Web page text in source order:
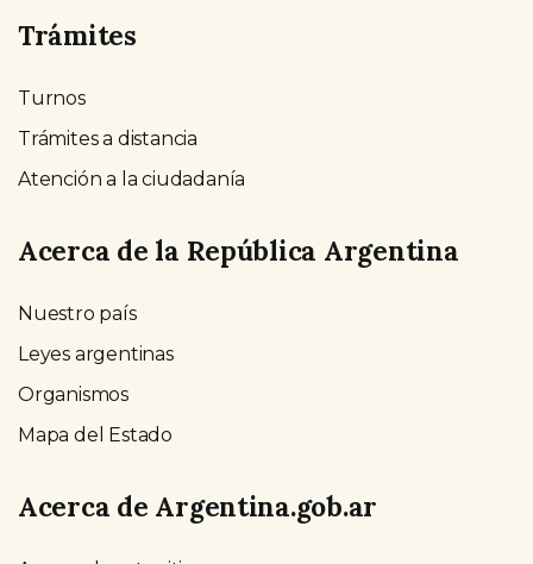
Trámites
Turnos
Trámites a distancia
Atención a la ciudadanía
Acerca de la República Argentina
Nuestro país
Leyes argentinas
Organismos
Mapa del Estado
Acerca de Argentina.gob.ar